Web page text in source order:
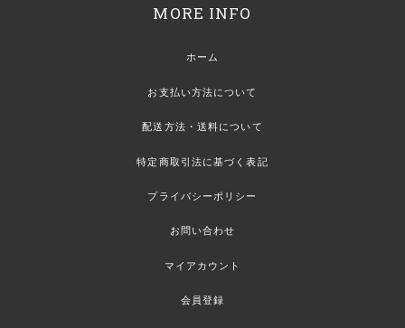
MORE INFO
ホーム
お支払い方法について
配送方法・送料について
特定商取引法に基づく表記
プライバシーポリシー
お問い合わせ
マイアカウント
会員登録